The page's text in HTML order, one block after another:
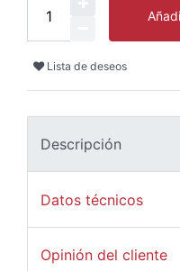
Lista de deseos
Descripción
Datos técnicos
Opinión del cliente